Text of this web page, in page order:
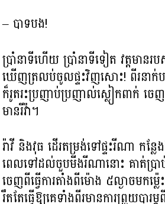
– បាទបង!
ប្រាំនាទីហើយ​ ប្រាំនាទីទៀត វត្តមានរ
ឃើញត្រលប់ចូលផ្ទះវិញសោះ! ពីរនាក់
ក៏រូតរះប្រញាប់ប្រញាល់ស្លៀកពាក់ ចេញ
មានរីវ៉ា។
រ៉ាវី និងវុធ ដើរតម្រង់ទៅផ្ទះរីណា កន្លែ
ពេលទៅដល់ចួបមីងរីណានោះ គាត់ប្រា
ចេញពីធ្វើការតាំងពីម៉ោង ៥ល្ងាចមកម៉្
រឹតតែធ្វើឱ្យគេទាំងពីរមានការព្រួយបារម្